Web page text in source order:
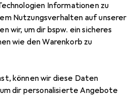
Informationen zu
Nutzungsverhalten auf unserer
wir, um dir bspw. ein sicheres
wie den Warenkorb zu
können wir diese Daten
dir personalisierte Angebote
2 Bilder
Burner